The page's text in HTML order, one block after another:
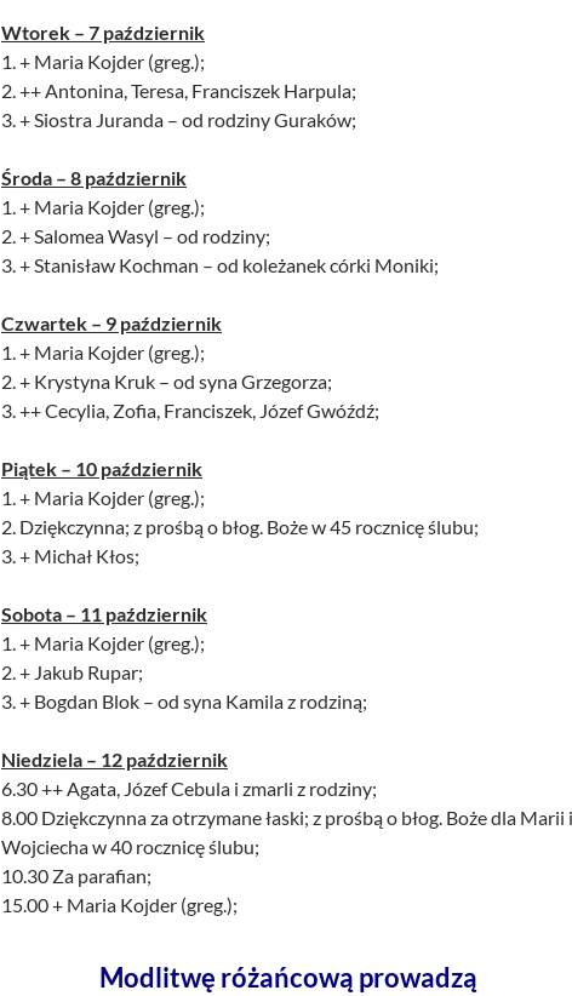
Wtorek – 7 październik
1. + Maria Kojder (greg.);
2. ++ Antonina, Teresa, Franciszek Harpula;
3. + Siostra Juranda – od rodziny Guraków;
Środa – 8 październik
1. + Maria Kojder (greg.);
2. + Salomea Wasyl – od rodziny;
3. + Stanisław Kochman – od koleżanek córki Moniki;
Czwartek – 9 październik
1. + Maria Kojder (greg.);
2. + Krystyna Kruk – od syna Grzegorza;
3. ++ Cecylia, Zofia, Franciszek, Józef Gwóźdź;
Piątek – 10 październik
1. + Maria Kojder (greg.);
2. Dziękczynna; z prośbą o błog. Boże w 45 rocznicę ślubu;
3. + Michał Kłos;
Sobota – 11 październik
1. + Maria Kojder (greg.);
2. + Jakub Rupar;
3. + Bogdan Blok – od syna Kamila z rodziną;
Niedziela – 12 październik
6.30 ++ Agata, Józef Cebula i zmarli z rodziny;
8.00 Dziękczynna za otrzymane łaski; z prośbą o błog. Boże dla Marii i
Wojciecha w 40 rocznicę ślubu;
10.30 Za parafian;
15.00 + Maria Kojder (greg.);
Modlitwę różańcową prowadzą